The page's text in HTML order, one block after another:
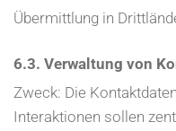
Übermittlung in
6.3. Verwaltung von
Zweck: Die
Interaktionen sollen